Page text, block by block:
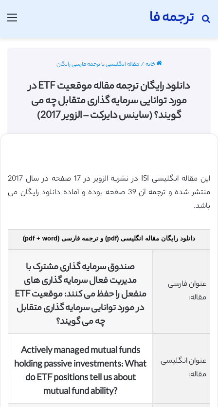
ترجمه فا
جستجو برای
خانه/مقاله انگلیسی با ترجمه فارسی رایگان
دانلود رایگان ترجمه مقاله موقعیت ETF در
مورد توانایی سرمایه گذاری متقابل چه می
گویند؟ (ساینس دایرکت – الزویر 2017)
این مقاله انگلیسی ISI در نشریه الزویر در 17 صفحه در سال 2017
منتشر شده و ترجمه آن 39 صفحه بوده و آماده دانلود رایگان می
باشد.
دانلود رایگان مقاله انگلیسی (pdf) و ترجمه فارسی (pdf + word)
عنوان فارسی
مقاله:
صندوق سرمایه گذاری مشترک با
مدیریت فعال سرمایه گذاری های
منفعل را حفظ می کنند: موقعیت ETF
در مورد توانایی سرمایه گذاری متقابل
چه می گویند؟
عنوان انگلیسی
مقاله:
Actively managed mutual funds
holding passive investments: What
do ETF positions tell us about
mutual fund ability?